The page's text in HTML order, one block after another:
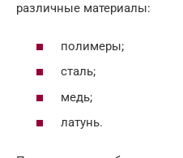
различные материалы:
полимеры;
сталь;
медь;
латунь.